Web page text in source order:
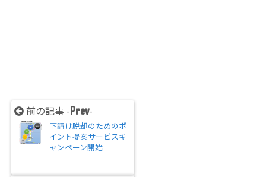
前の記事 - Prev-
下請け脱却のためのポ
イント提案サービスキ
ャンペーン開始